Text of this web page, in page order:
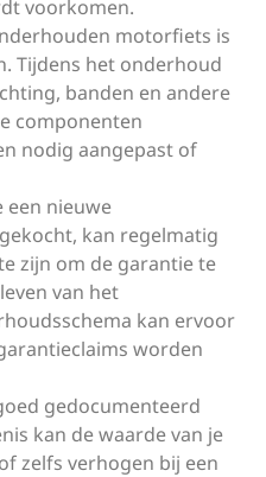
voorkomen.
motorfiets is
Tijdens het onderhoud
banden en andere
componenten
nodig aangepast of
een nieuwe
kan regelmatig
zijn om de garantie te
van het
kan ervoor
worden
gedocumenteerd
kan de waarde van je
zelfs verhogen bij een